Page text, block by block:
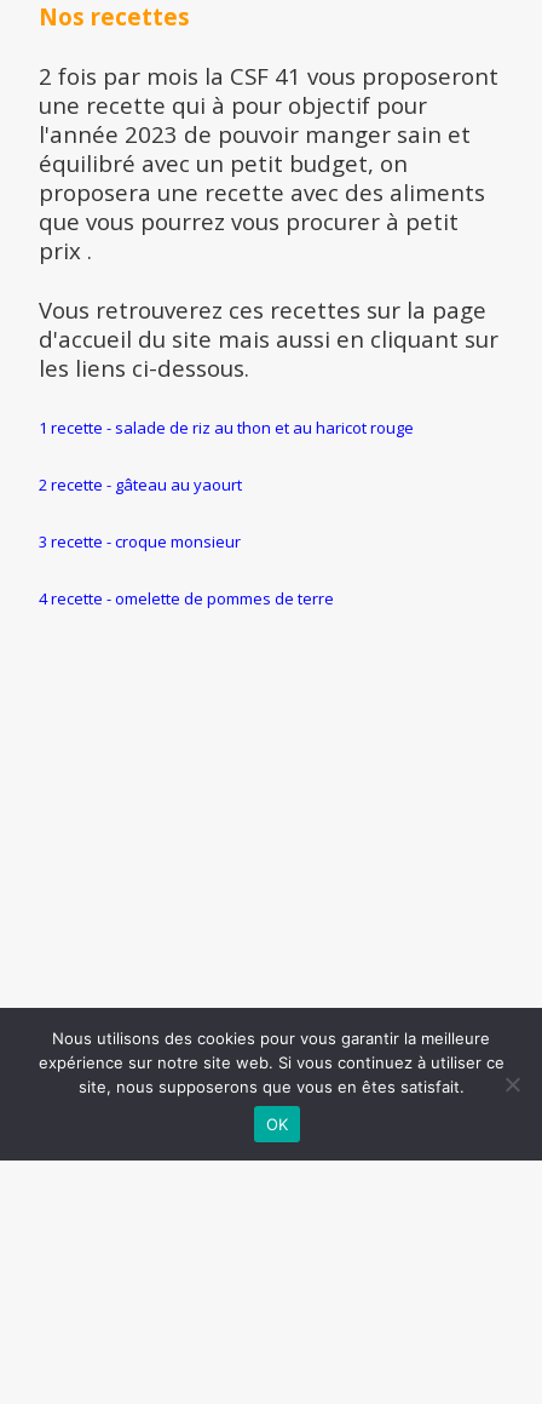
Nos recettes
2 fois par mois la CSF 41 vous proposeront
une recette qui à pour objectif pour
l'année 2023 de pouvoir manger sain et
équilibré avec un petit budget, on
proposera une recette avec des aliments
que vous pourrez vous procurer à petit
prix .
Vous retrouverez ces recettes sur la page
d'accueil du site mais aussi en cliquant sur
les liens ci-dessous.
1 recette - salade de riz au thon et au haricot rouge
2 recette - gâteau au yaourt
3 recette - croque monsieur
4 recette - omelette de pommes de terre
Nous utilisons des cookies pour vous garantir la meilleure
expérience sur notre site web. Si vous continuez à utiliser ce
site, nous supposerons que vous en êtes satisfait.
OK